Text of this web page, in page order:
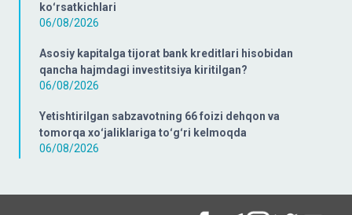
koʻrsatkichlari
06/08/2026
Asosiy kapitalga tijorat bank kreditlari hisobidan
qancha hajmdagi investitsiya kiritilgan?
06/08/2026
Yetishtirilgan sabzavotning 66 foizi dehqon va
tomorqa xoʻjaliklariga toʻgʻri kelmoqda
06/08/2026